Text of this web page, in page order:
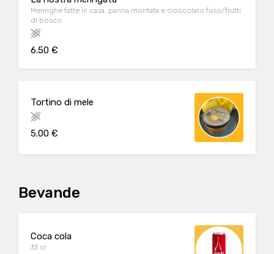
Meringhe fatte in casa, panna montata e cioccolato fuso/frutti
di bosco
6.50 €
Tortino di mele
5.00 €
Bevande
Coca cola
33 cl